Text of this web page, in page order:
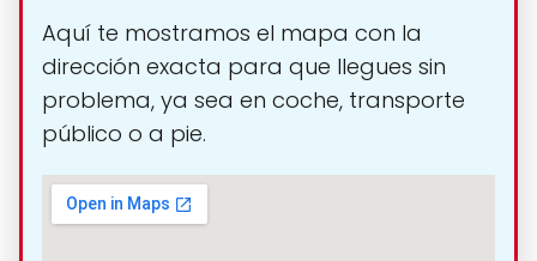
Aquí te mostramos el mapa con la
dirección exacta para que llegues sin
problema, ya sea en coche, transporte
público o a pie.